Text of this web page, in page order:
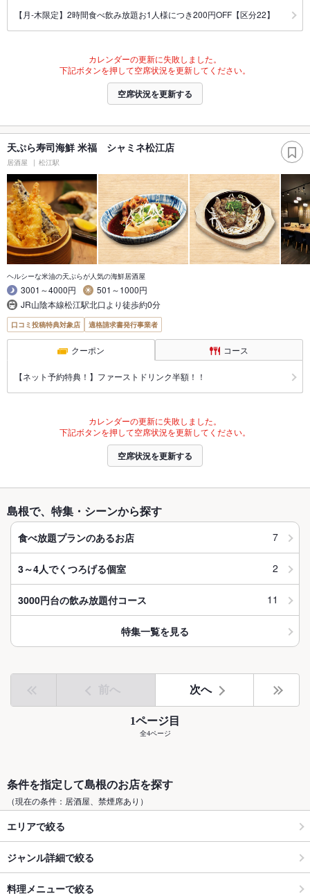
【月‐木限定】2時間食べ飲み放題お1人様につき200円OFF【区分22】
カレンダーの更新に失敗しました。
下記ボタンを押して空席状況を更新してください。
空席状況を更新する
天ぷら寿司海鮮 米福 シャミネ松江店
居酒屋 松江駅
ヘルシーな米油の天ぷらが人気の海鮮居酒屋
3001～4000円
501～1000円
JR山陰本線松江駅北口より徒歩約0分
口コミ投稿特典対象店 適格請求書発行事業者
クーポン コース
【ネット予約特典！】ファーストドリンク半額！！
カレンダーの更新に失敗しました。
下記ボタンを押して空席状況を更新してください。
空席状況を更新する
島根で、特集・シーンから探す
食べ放題プランのあるお店 7
3～4人でくつろげる個室 2
3000円台の飲み放題付コース 11
特集一覧を見る
前へ 次へ
1ページ目
全4ページ
条件を指定して島根のお店を探す
（現在の条件：居酒屋、禁煙席あり）
エリアで絞る
ジャンル詳細で絞る
料理メニューで絞る